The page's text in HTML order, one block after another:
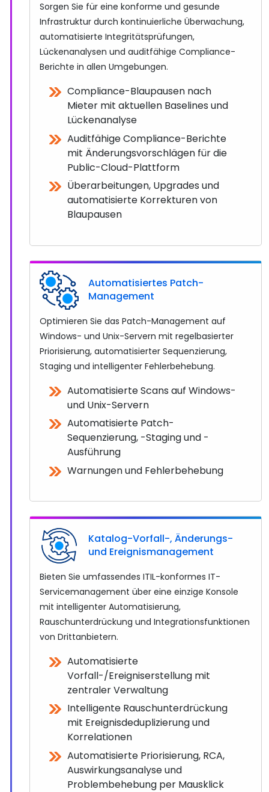
Sorgen Sie für eine konforme und gesunde
Infrastruktur durch kontinuierliche Überwachung,
automatisierte Integritätsprüfungen,
Lückenanalysen und auditfähige Compliance-
Berichte in allen Umgebungen.
Compliance-Blaupausen nach
Mieter mit aktuellen Baselines und
Lückenanalyse
Auditfähige Compliance-Berichte
mit Änderungsvorschlägen für die
Public-Cloud-Plattform
Überarbeitungen, Upgrades und
automatisierte Korrekturen von
Blaupausen
Automatisiertes Patch-
Management
Optimieren Sie das Patch-Management auf
Windows- und Unix-Servern mit regelbasierter
Priorisierung, automatisierter Sequenzierung,
Staging und intelligenter Fehlerbehebung.
Automatisierte Scans auf Windows-
und Unix-Servern
Automatisierte Patch-
Sequenzierung, -Staging und -
Ausführung
Warnungen und Fehlerbehebung
Katalog-Vorfall-, Änderungs-
und Ereignismanagement
Bieten Sie umfassendes ITIL-konformes IT-
Servicemanagement über eine einzige Konsole
mit intelligenter Automatisierung,
Rauschunterdrückung und Integrationsfunktionen
von Drittanbietern.
Automatisierte
Vorfall-/Ereigniserstellung mit
zentraler Verwaltung
Intelligente Rauschunterdrückung
mit Ereignisdeduplizierung und
Korrelationen
Automatisierte Priorisierung, RCA,
Auswirkungsanalyse und
Problembehebung per Mausklick